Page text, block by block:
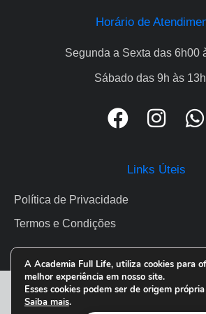
Horário de
Segunda a Sexta das 6h00
Sábado das 9h às
Links Úteis
Política de Privacidade
Termos e Condições
FULLLIFE ® 2026. Todos os
A Academia Full Life, utiliza cookies para
melhor experiência em nosso site.
Esses cookies podem ser de origem
Saiba mais.